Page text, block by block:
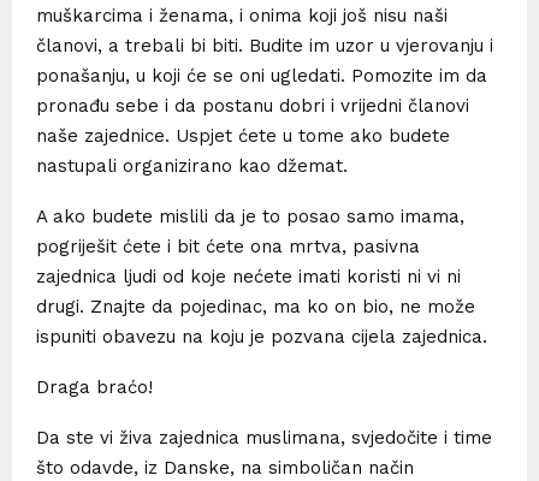
muškarcima i ženama, i onima koji još nisu naši
članovi, a trebali bi biti. Budite im uzor u vjerovanju i
ponašanju, u koji će se oni ugledati. Pomozite im da
pronađu sebe i da postanu dobri i vrijedni članovi
naše zajednice. Uspjet ćete u tome ako budete
nastupali organizirano kao džemat.
A ako budete mislili da je to posao samo imama,
pogriješit ćete i bit ćete ona mrtva, pasivna
zajednica ljudi od koje nećete imati koristi ni vi ni
drugi. Znajte da pojedinac, ma ko on bio, ne može
ispuniti obavezu na koju je pozvana cijela zajednica.
Draga braćo!
Da ste vi živa zajednica muslimana, svjedočite i time
što odavde, iz Danske, na simboličan način